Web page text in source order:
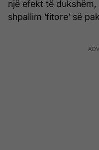
një efekt të
shpallim ‘fitore’ së